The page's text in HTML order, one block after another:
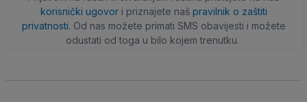
korisnički ugovori priznajete naš pravilnik o zaštiti
privatnosti. Od nas možete primati SMS obavijesti i možete
odustati od toga u bilo kojem trenutku.